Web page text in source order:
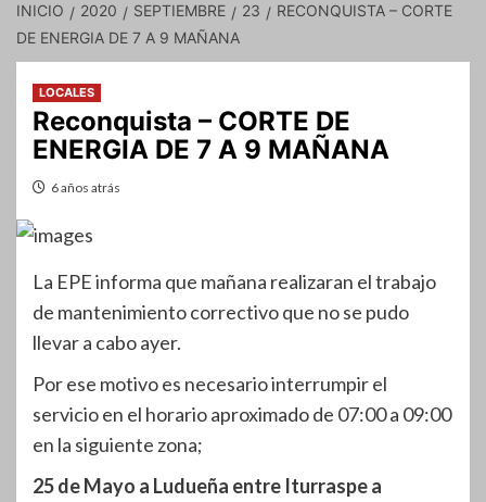
INICIO 2020 SEPTIEMBRE 23
RECONQUISTA – CORTE
DE ENERGIA DE 7 A 9 MAÑANA
LOCALES
Reconquista – CORTE DE
ENERGIA DE 7 A 9 MAÑANA
6 años atrás
La EPE informa que mañana realizaran el trabajo
de mantenimiento correctivo que no se pudo
llevar a cabo ayer.
Por ese motivo es necesario interrumpir el
servicio en el horario aproximado de 07:00 a 09:00
en la siguiente zona;
25 de Mayo a Ludueña entre Iturraspe a